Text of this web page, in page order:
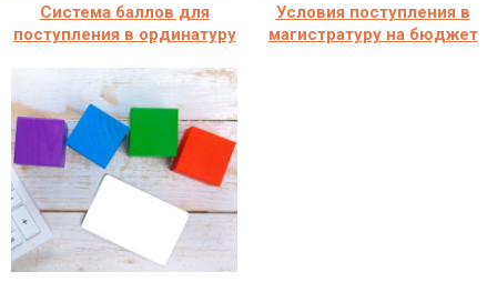
Система баллов для
поступления в ординатуру
Условия поступления в
магистратуру на бюджет